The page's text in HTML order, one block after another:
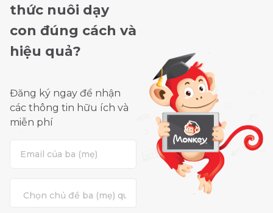
thức nuôi dạy
con đúng cách và
hiệu quả?
Đăng ký ngay để nhận
các thông tin hữu ích và
miễn phí